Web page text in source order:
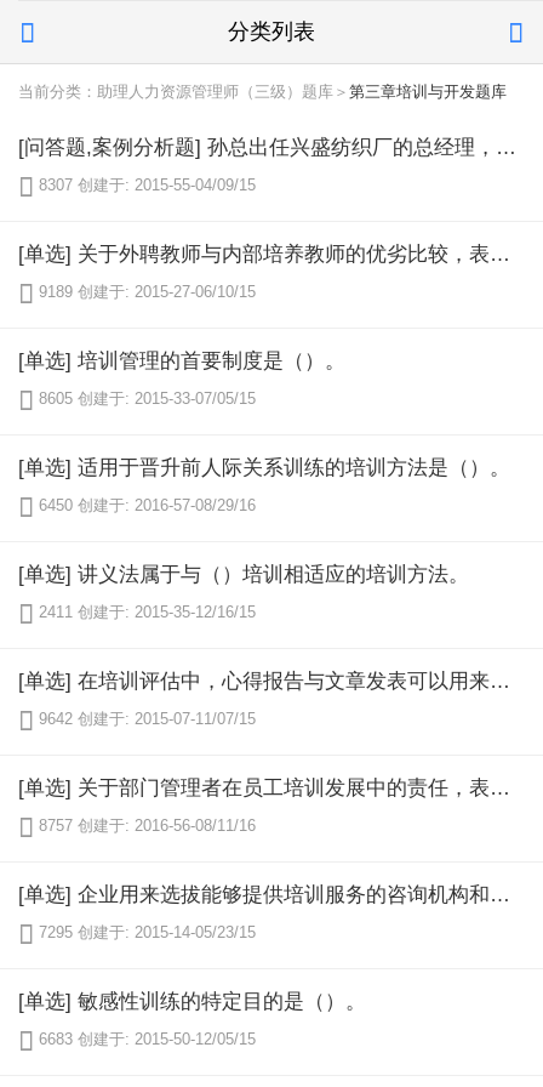
 分类列表 
当前分类：助理人力资源管理师（三级）题库＞ 第三章培训与开发题库
[问答题,案例分析题] 孙总出任兴盛纺织厂的总经理，通过引进先进设备，提高产品的附加值，获得了巨大的成绩，也得到了大家的信任。老厂长退休后，他聘请了一位早年留学美国，毕业后一直在美国和西欧工作，有丰富理论和实务经验的工程师马宏。马宏到任后第一件事就是表示不能容忍任何人干涉他的工作方式，包括孙总在内。马宏上岗后，采用了一个革新方案，投入很小就便生产率提高了15%。接着马宏又提出了一项影响更大的计划。这项计划将原本每个工人负责一台机器的方式，改为两个人负责三台机器，这样可以减少用人，同时又不影响产量。他指出，纺织厂的成本中人工成本比例很大，实施此项计划需要对设备重新布置，他用数字支持自己的计划，花费可在一年内收回。 新计划遭到兴盛原班人马的反对。由于最近一个大客户的加入，可能使兴盛有扩厂的可能。因此孙总承诺实施新计划不会裁员，公司用加薪的方式解决增加的工作量，并赶赴美国与客户谈判。得到孙总支持后，马宏全力投入了新计划的实施，但由于其个性容易与别人发生摩擦，强力执行，造成与工厂干部和工人的关系很僵。工厂原班人马一直要求孙总免去马宏生产经理职务，否则中层干部集体辞职。 问题： 1、孙总究竟是采取行动避免停产呢？还是接受原班人马挑战，支持马宏的计划？ 2、孙总应该聘请马宏吗？ 3、从该案例中，可以得到什么经验教训？
 8307 创建于: 2015-55-04/09/15
[单选] 关于外聘教师与内部培养教师的优劣比较，表述正确的是（）。
 9189 创建于: 2015-27-06/10/15
[单选] 培训管理的首要制度是（）。
 8605 创建于: 2015-33-07/05/15
[单选] 适用于晋升前人际关系训练的培训方法是（）。
 6450 创建于: 2016-57-08/29/16
[单选] 讲义法属于与（）培训相适应的培训方法。
 2411 创建于: 2015-35-12/16/15
[单选] 在培训评估中，心得报告与文章发表可以用来进行（）
 9642 创建于: 2015-07-11/07/15
[单选] 关于部门管理者在员工培训发展中的责任，表述错误的是（）。
 8757 创建于: 2016-56-08/11/16
[单选] 企业用来选拔能够提供培训服务的咨询机构和供应商的一整套规范的标准是（）。
 7295 创建于: 2015-14-05/23/15
[单选] 敏感性训练的特定目的是（）。
 6683 创建于: 2015-50-12/05/15